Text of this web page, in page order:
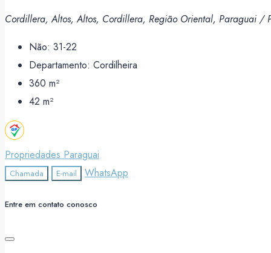
Cordillera, Altos, Altos, Cordillera, Região Oriental, Paraguai /
Não: 31-22
Departamento: Cordilheira
360 m²
42 m²
Propriedades Paraguai
Chamada E-mail WhatsApp
Entre em contato conosco